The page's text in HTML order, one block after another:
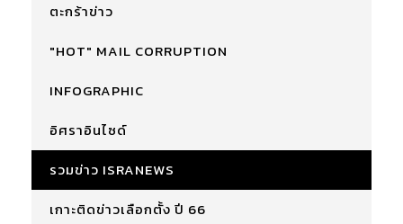
ตะกร้าข่าว
"HOT" MAIL CORRUPTION
INFOGRAPHIC
อิศราอินไซด์
รวมข่าว ISRANEWS
เกาะติดข่าวเลือกตั้ง ปี 66